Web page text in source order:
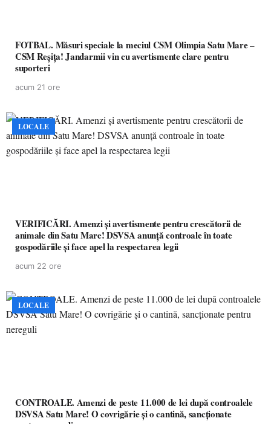
FOTBAL. Măsuri speciale la meciul CSM Olimpia Satu Mare –
CSM Reșița! Jandarmii vin cu avertismente clare pentru
suporteri
acum 21 ore
LOCALE
VERIFICĂRI. Amenzi și avertismente pentru crescătorii de
animale din Satu Mare! DSVSA anunță controale în toate
gospodăriile și face apel la respectarea legii
acum 22 ore
LOCALE
CONTROALE. Amenzi de peste 11.000 de lei după controalele
DSVSA Satu Mare! O covrigărie și o cantină, sancționate